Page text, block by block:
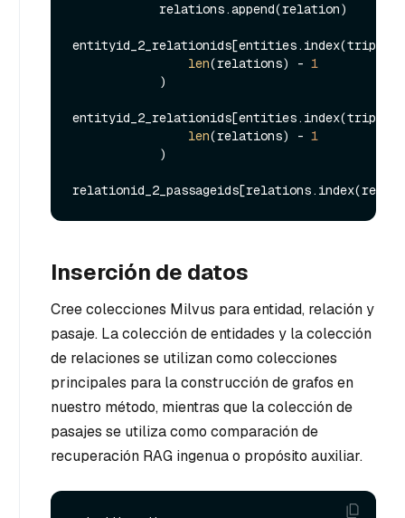
entityid_2_relationids[entities.index(triplet[
len(relations) - 1
entityid_2_relationids[entities.index(triplet[
len(relations) - 1
Inserción de datos
Cree colecciones Milvus para entidad, relación y
pasaje. La colección de entidades y la colección
de relaciones se utilizan como colecciones
principales para la construcción de grafos en
nuestro método, mientras que la colección de
pasajes se utiliza como comparación de
recuperación RAG ingenua o propósito auxiliar.